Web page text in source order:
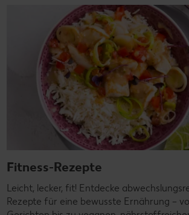
Fitness-Rezepte
Leicht, lecker, fit! Entdecke
Rezepte für eine bewusste Ernährung –